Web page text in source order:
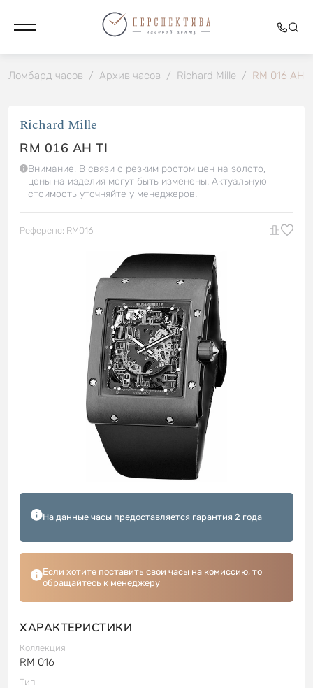
Ломбард часов / Архив часов / Richard Mille / RM 016 AH
Richard Mille
RM 016 AH TI
Внимание! В связи с резким ростом цен на золото,
цены на изделия могут быть изменены. Актуальную
стоимость уточняйте у менеджеров.
Референс: RM016
На данные часы предоставляется гарантия 2 года
Если хотите поставить свои часы на комиссию, то
обращайтесь к менеджеру
ХАРАКТЕРИСТИКИ
Коллекция
RM 016
Тип